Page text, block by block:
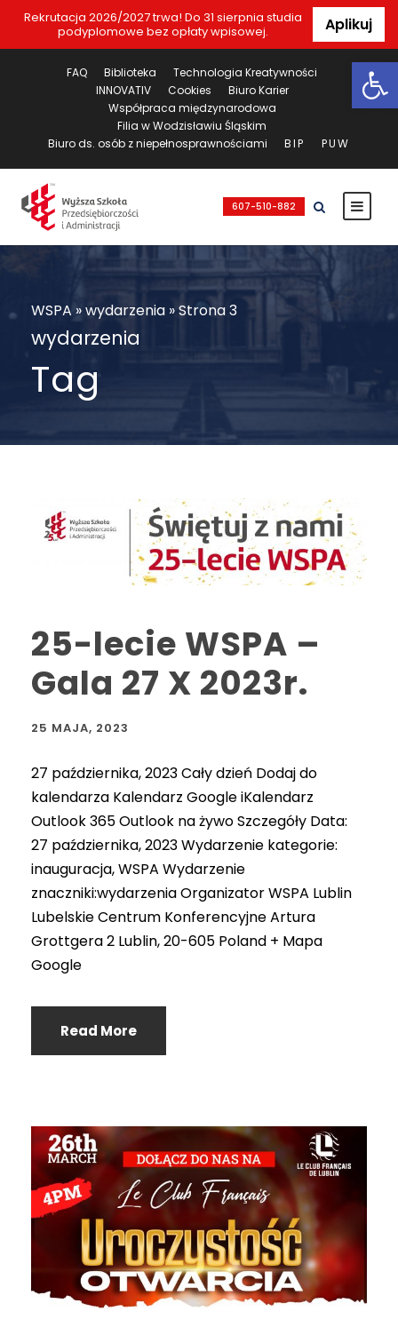
Rekrutacja 2026/2027 trwa! Do 31 sierpnia studia
podyplomowe bez opłaty wpisowej.
Aplikuj
FAQ Biblioteka
Technologia Kreatywności
INNOVATIV
Cookies
Biuro Karier
Współpraca międzynarodowa
Filia w Wodzisławiu Śląskim
Biuro ds. osób z niepełnosprawnościami
BIP PUW
607-510-882
WSPA »wydarzenia »Strona 3
wydarzenia
Tag
25-lecie WSPA –
Gala 27 X 2023r.
25 MAJA, 2023
27 października, 2023 Cały dzień Dodaj do
kalendarza Kalendarz Google iKalendarz
Outlook 365 Outlook na żywo Szczegóły Data:
27 października, 2023 Wydarzenie kategorie:
inauguracja, WSPA Wydarzenie
znaczniki:wydarzenia Organizator WSPA Lublin
Lubelskie Centrum Konferencyjne Artura
Grottgera 2 Lublin, 20-605 Poland + Mapa
Google
Read More